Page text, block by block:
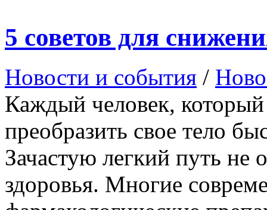
5 советов для
Новости и события /
Каждый человек,
преобразить свое тело
Зачастую легкий путь не
здоровья. Многие